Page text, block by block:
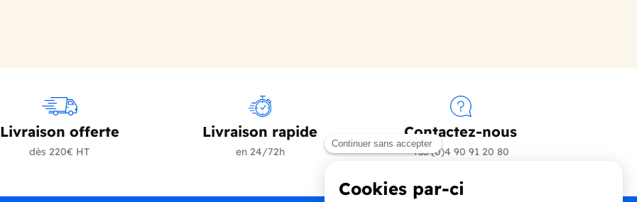
Livraison offerte
dès 220€ HT
Livraison rapide
en 24/72h
Contactez-nous
+33 (0)4 90 91 20 80